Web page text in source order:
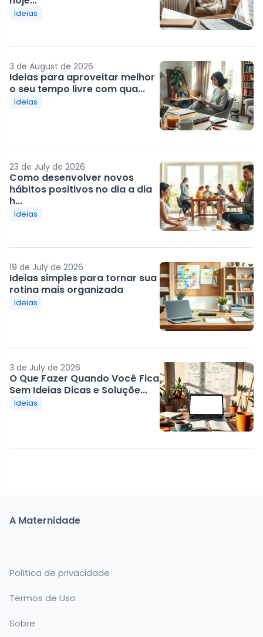
Ideias
3 de August de 2026
Ideias para aproveitar melhor
o seu tempo livre com qua...
Ideias
23 de July de 2026
Como desenvolver novos
hábitos positivos no dia a dia
h...
Ideias
19 de July de 2026
Ideias simples para tornar sua
rotina mais organizada
Ideias
3 de July de 2026
O Que Fazer Quando Você Fica
Sem Ideias Dicas e Soluçõe...
Ideias
A Maternidade
Política de privacidade
Termos de Uso
Sobre